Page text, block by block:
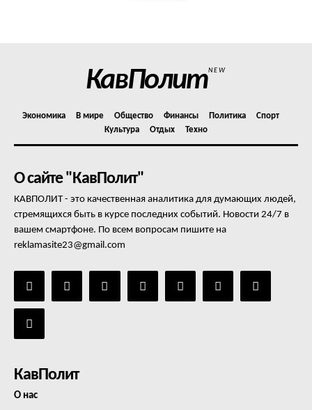
Контакты
КавПолитNEW
Экономика В мире Общество Финансы Политика
Спорт
Культура
Отдых Техно
О сайте "КавПолит"
КАВПОЛИТ - это качественная аналитика для думающих людей,
стремящихся быть в курсе последних событий. Новости 24/7 в
вашем смартфоне. По всем вопросам пишите на
reklamasite23@gmail.com
КавПолит
О нас